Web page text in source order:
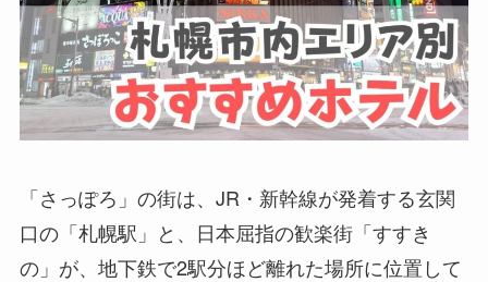
「さっぽろ」の街は、JR・新幹線が発着する玄関
口の「札幌駅」と、日本屈指の歓楽街「すすき
の」が、地下鉄で2駅分ほど離れた場所に位置して